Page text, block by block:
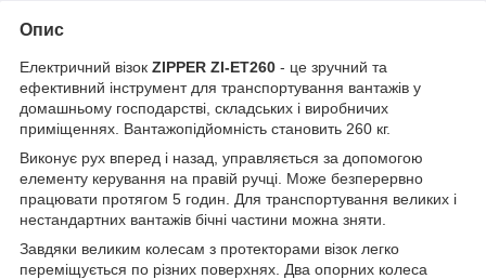
Опис
Електричний візок ZIPPER ZI-ET260 - це зручний та
ефективний інструмент для транспортування вантажів у
домашньому господарстві, складських і виробничих
приміщеннях. Вантажопідйомність становить 260 кг.
Виконує рух вперед і назад, управляється за допомогою
елементу керування на правій ручці. Може безперервно
працювати протягом 5 годин. Для транспортування великих і
нестандартних вантажів бічні частини можна зняти.
Завдяки великим колесам з протекторами візок легко
переміщується по різних поверхнях. Два опорних колеса